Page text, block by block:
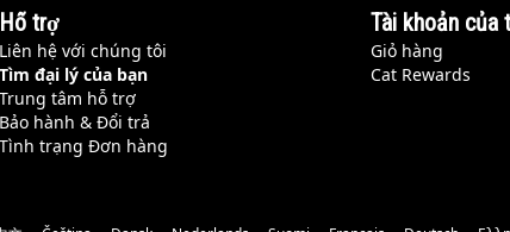
Hỗ trợ
Liên hệ với chúng tôi
Tìm đại lý của bạn
Trung tâm hỗ trợ
Bảo hành & Đổi trả
Tình trạng Đơn hàng
Tài khoản của
Giỏ hàng
Cat Rewards